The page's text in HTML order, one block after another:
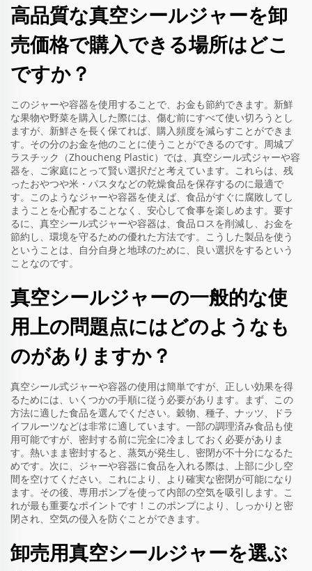
高品質な真空シールジャーを卸
売価格で購入できる場所はどこ
ですか？
このジャーや容器を使用することで、お金も節約できます。新鮮
な果物や野菜を購入した際には、傷む前にすべて使い切ろうとし
ますが、新鮮さを長く保てれば、購入頻度を減らすことができま
す。その分のお金を他のことに使うことができるのです。周城プ
ラスチック（Zhoucheng Plastic）では、真空シール式ジャーや容
器を、ご家庭にとって賢い選択だと考えています。これらは、残
ったおやつや米・パスタなどの乾燥食品を保存するのに最適で
す。このようなジャーや容器を使えば、食品がすぐに腐敗してし
まうことを心配することなく、安心して食事を楽しめます。要す
るに、真空シール式ジャーや容器は、食品ロスを削減し、お金を
節約し、環境を守るための優れた方法です。こうした製品を使う
ということは、自分自身と地球のために、良い選択をするという
ことなのです。
真空シールジャーの一般的な使
用上の問題点にはどのようなも
のがありますか？
真空シール式ジャーや容器の使用は簡単ですが、正しい効果を得
るためには、いくつかの手順に従う必要があります。まず、この
方法に適した食品を選んでください。穀物、種子、ナッツ、ドラ
イフルーツなどは非常に適しています。一部の調理済み食品も使
用可能ですが、密封する前に完全に冷ましておく必要がありま
す。熱いまま密封すると、蒸気が発生し、密閉が不十分になるた
めです。次に、ジャーや容器に食品を入れる際は、上部に少し空
間を空けてください。これにより、より確実な密閉が可能になり
ます。その後、専用ポンプを使って内部の空気を吸引します。こ
れが最も重要なポイントです！このポンプにより、しっかりと密
閉され、空気の侵入を防ぐことができます。
卸売用真空シールジャーを選ぶ